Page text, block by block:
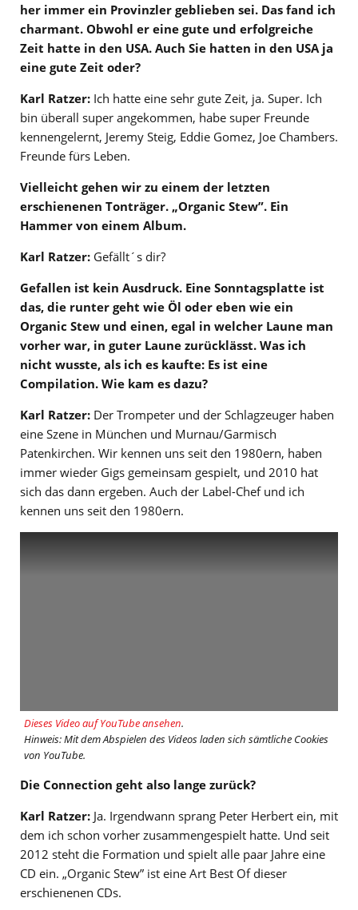
her immer ein Provinzler geblieben sei. Das fand ich
charmant. Obwohl er eine gute und erfolgreiche
Zeit hatte in den USA. Auch Sie hatten in den USA ja
eine gute Zeit oder?
Karl Ratzer: Ich hatte eine sehr gute Zeit, ja. Super. Ich
bin überall super angekommen, habe super Freunde
kennengelernt, Jeremy Steig, Eddie Gomez, Joe Chambers.
Freunde fürs Leben.
Vielleicht gehen wir zu einem der letzten
erschienenen Tonträger. „Organic Stew”. Ein
Hammer von einem Album.
Karl Ratzer: Gefällt´s dir?
Gefallen ist kein Ausdruck. Eine Sonntagsplatte ist
das, die runter geht wie Öl oder eben wie ein
Organic Stew und einen, egal in welcher Laune man
vorher war, in guter Laune zurücklässt. Was ich
nicht wusste, als ich es kaufte: Es ist eine
Compilation. Wie kam es dazu?
Karl Ratzer: Der Trompeter und der Schlagzeuger haben
eine Szene in München und Murnau/Garmisch
Patenkirchen. Wir kennen uns seit den 1980ern, haben
immer wieder Gigs gemeinsam gespielt, und 2010 hat
sich das dann ergeben. Auch der Label-Chef und ich
kennen uns seit den 1980ern.
Dieses Video auf YouTube ansehen.
Hinweis: Mit dem Abspielen des Videos laden sich sämtliche Cookies
von YouTube.
Die Connection geht also lange zurück?
Karl Ratzer: Ja. Irgendwann sprang Peter Herbert ein, mit
dem ich schon vorher zusammengespielt hatte. Und seit
2012 steht die Formation und spielt alle paar Jahre eine
CD ein. „Organic Stew” ist eine Art Best Of dieser
erschienenen CDs.